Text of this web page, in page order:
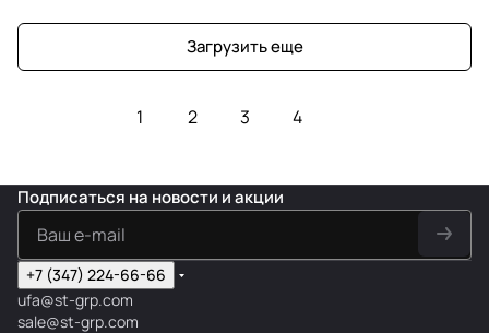
Загрузить еще
1 2 3 4
Подписаться на новости и акции
+7 (347) 224-66-66
ufa@st-grp.com
sale@st-grp.com